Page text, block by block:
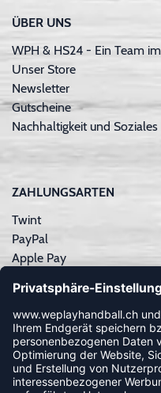
ÜBER UNS
WPH & HS24 - Ein Team
Unser Store
Newsletter
Gutscheine
Nachhaltigkeit und Soziales
ZAHLUNGSARTEN
Twint
PayPal
Apple Pay
Kreditkarte
Rechnungskauf
NEWSLETTER